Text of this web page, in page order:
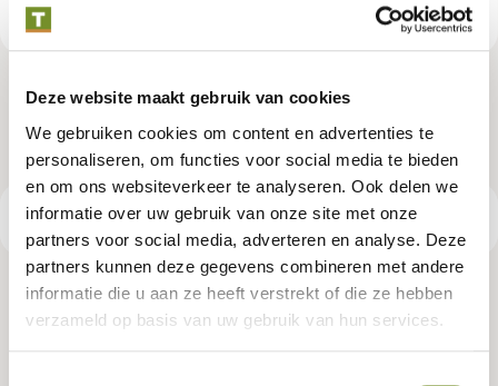
Deze website maakt gebruik van cookies
We gebruiken cookies om content en advertenties te
personaliseren, om functies voor social media te bieden
en om ons websiteverkeer te analyseren. Ook delen we
informatie over uw gebruik van onze site met onze
partners voor social media, adverteren en analyse. Deze
partners kunnen deze gegevens combineren met andere
informatie die u aan ze heeft verstrekt of die ze hebben
verzameld op basis van uw gebruik van hun services.
Productspecificaties
Prieel Modern middel vuren groen